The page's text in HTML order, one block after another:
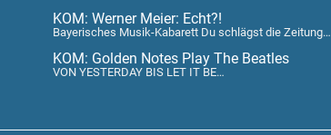
KOM: Werner Meier: Echt?!
Bayerisches Musik-Kabarett Du schlägst die Zeitung…
KOM: Golden Notes Play The Beatles
VON YESTERDAY BIS LET IT BE…